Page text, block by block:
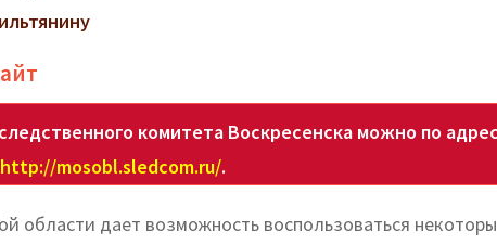
комитета Воскресенска можно по
http://mosobl.sledcom.ru/.
области дает возможность воспользоваться